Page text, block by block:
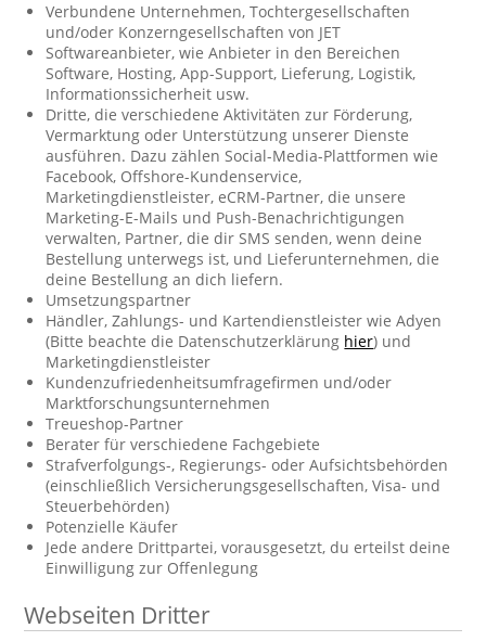
Verbundene Unternehmen, Tochtergesellschaften
und/oder Konzerngesellschaften von JET
Softwareanbieter, wie Anbieter in den Bereichen
Software, Hosting, App-Support, Lieferung, Logistik,
Informationssicherheit usw.
Dritte, die verschiedene Aktivitäten zur Förderung,
Vermarktung oder Unterstützung unserer Dienste
ausführen. Dazu zählen Social-Media-Plattformen wie
Facebook, Offshore-Kundenservice,
Marketingdienstleister, eCRM-Partner, die unsere
Marketing-E-Mails und Push-Benachrichtigungen
verwalten, Partner, die dir SMS senden, wenn deine
Bestellung unterwegs ist, und Lieferunternehmen, die
deine Bestellung an dich liefern.
Umsetzungspartner
Händler, Zahlungs- und Kartendienstleister wie Adyen
(Bitte beachte die Datenschutzerklärung hier) und
Marketingdienstleister
Kundenzufriedenheitsumfragefirmen und/oder
Marktforschungsunternehmen
Treueshop-Partner
Berater für verschiedene Fachgebiete
Strafverfolgungs-, Regierungs- oder Aufsichtsbehörden
(einschließlich Versicherungsgesellschaften, Visa- und
Steuerbehörden)
Potenzielle Käufer
Jede andere Drittpartei, vorausgesetzt, du erteilst deine
Einwilligung zur Offenlegung
Webseiten Dritter